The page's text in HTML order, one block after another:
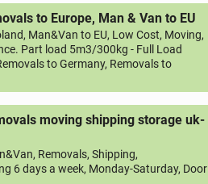
to Europe, Man & Van to EU
Man&Van to EU, Low Cost, Moving,
Part load 5m3/300kg - Full Load
to Germany, Removals to
moving shipping storage uk-
Removals, Shipping,
6 days a week, Monday-Saturday, Door